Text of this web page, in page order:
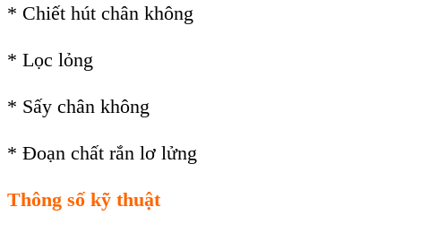
* Chiết hút chân không
* Lọc lỏng
* Sấy chân không
* Đoạn chất rắn lơ lửng
Thông số kỹ thuật